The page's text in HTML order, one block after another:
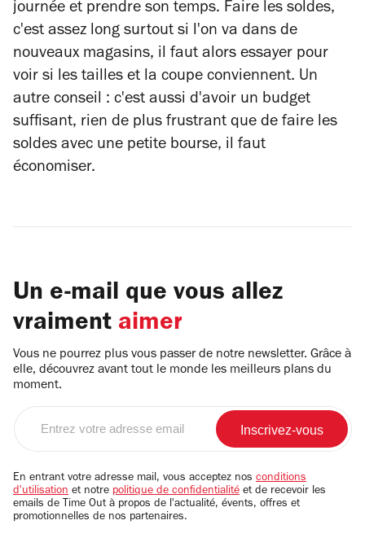
journée et prendre son temps. Faire les soldes,
c'est assez long surtout si l'on va dans de
nouveaux magasins, il faut alors essayer pour
voir si les tailles et la coupe conviennent. Un
autre conseil : c'est aussi d'avoir un budget
suffisant, rien de plus frustrant que de faire les
soldes avec une petite bourse, il faut
économiser.
Un e-mail que vous allez
vraiment aimer
Vous ne pourrez plus vous passer de notre newsletter. Grâce à
elle, découvrez avant tout le monde les meilleurs plans du
moment.
email
En entrant votre adresse mail, vous acceptez nos conditions
d'utilisation et notre politique de confidentialité et de recevoir les
emails de Time Out à propos de l'actualité, évents, offres et
promotionnelles de nos partenaires.